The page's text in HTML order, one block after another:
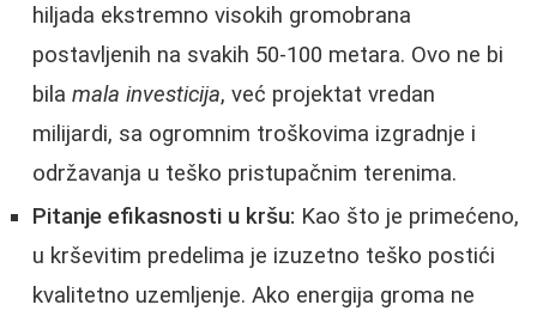
hiljada ekstremno visokih gromobrana
postavljenih na svakih 50-100 metara. Ovo ne bi
bila mala investicija, već projektat vredan
milijardi, sa ogromnim troškovima izgradnje i
održavanja u teško pristupačnim terenima.
Pitanje efikasnosti u kršu: Kao što je primećeno,
u krševitim predelima je izuzetno teško postići
kvalitetno uzemljenje. Ako energija groma ne